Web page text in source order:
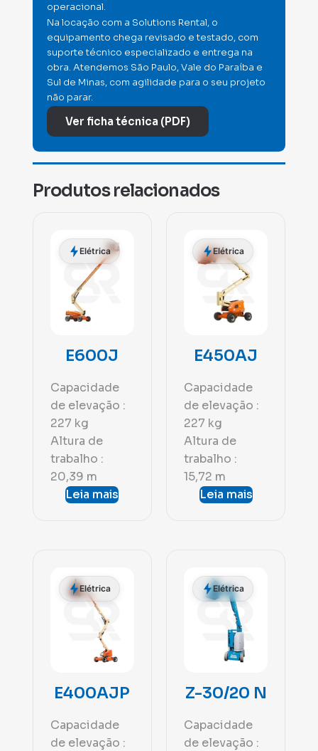
operacional.
Na locação com a Solutions Rental, o
equipamento chega revisado e testado, com
suporte técnico especializado e entrega na
obra. Atendemos São Paulo, Vale do Paraíba e
Sul de Minas, com agilidade para o seu projeto
não parar.
Ver ficha técnica (PDF)
Produtos relacionados
Elétrica
E600J
Capacidade
de elevação :
227 kg
Altura de
trabalho :
20,39 m
Leia mais
Elétrica
E450AJ
Capacidade
de elevação :
227 kg
Altura de
trabalho :
15,72 m
Leia mais
Elétrica
E400AJP
Capacidade
de elevação :
Elétrica
Z-30/20 N
Capacidade
de elevação :